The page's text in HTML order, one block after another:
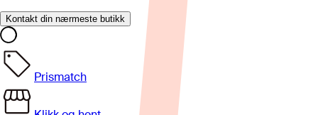
Kontakt din nærmeste butikk
Prismatch